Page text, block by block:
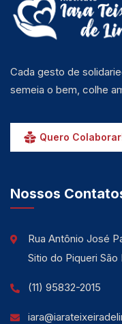
Cada gesto de
semeia o bem, colhe
Quero
Nossos
Rua Antônio José
Sitio do Piqueri São
(11) 95832-2015